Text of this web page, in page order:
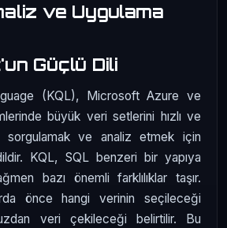
ve Uygulama
Güçlü Dili
(KQL), Microsoft Azure ve
büyük veri setlerini hızlı ve
ve analiz etmek için
KQL, SQL benzeri bir yapıya
bazı önemli farklılıklar taşır.
önce hangi verinin seçileceği
veri çekileceği belirtilir. Bu